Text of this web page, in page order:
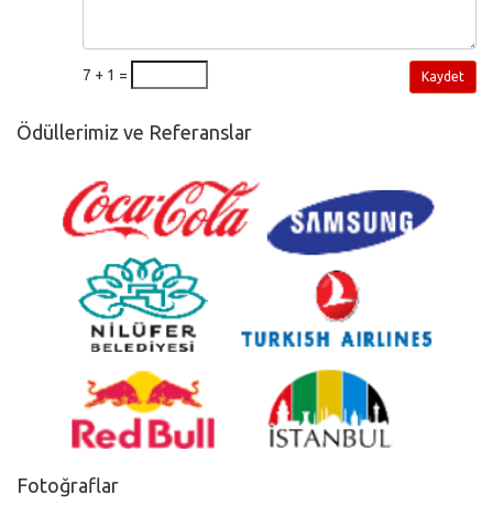
7 + 1 = Kaydet
Ödüllerimiz ve Referanslar
Fotoğraflar